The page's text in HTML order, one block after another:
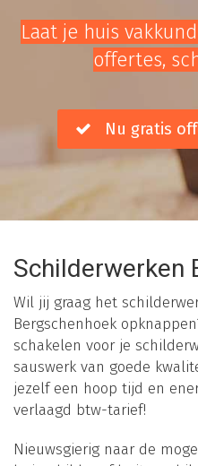
Laat je huis
offertes,
Nu gratis
Schilderwerken
Wil jij graag het
Bergschenhoek
schakelen voor je
sauswerk van goede
jezelf een hoop tijd en
verlaagd btw-tarief!
Nieuwsgierig naar de